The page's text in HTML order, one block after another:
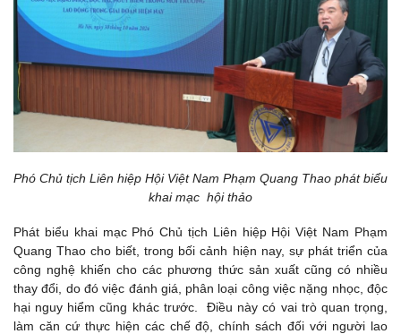
Phó Chủ tịch Liên hiệp Hội Việt Nam Phạm Quang Thao phát biểu
khai mạc hội thảo
Phát biểu khai mạc Phó Chủ tịch Liên hiệp Hội Việt Nam Phạm
Quang Thao cho biết, trong bối cảnh hiện nay, sự phát triển của
công nghệ khiến cho các phương thức sản xuất cũng có nhiều
thay đổi, do đó việc đánh giá, phân loại công việc nặng nhọc, độc
hại nguy hiểm cũng khác trước. Điều này có vai trò quan trọng,
làm căn cứ thực hiện các chế độ, chính sách đối với người lao